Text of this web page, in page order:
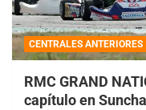
CENTRALES ANTERIORES
RMC GRAND
capítulo en